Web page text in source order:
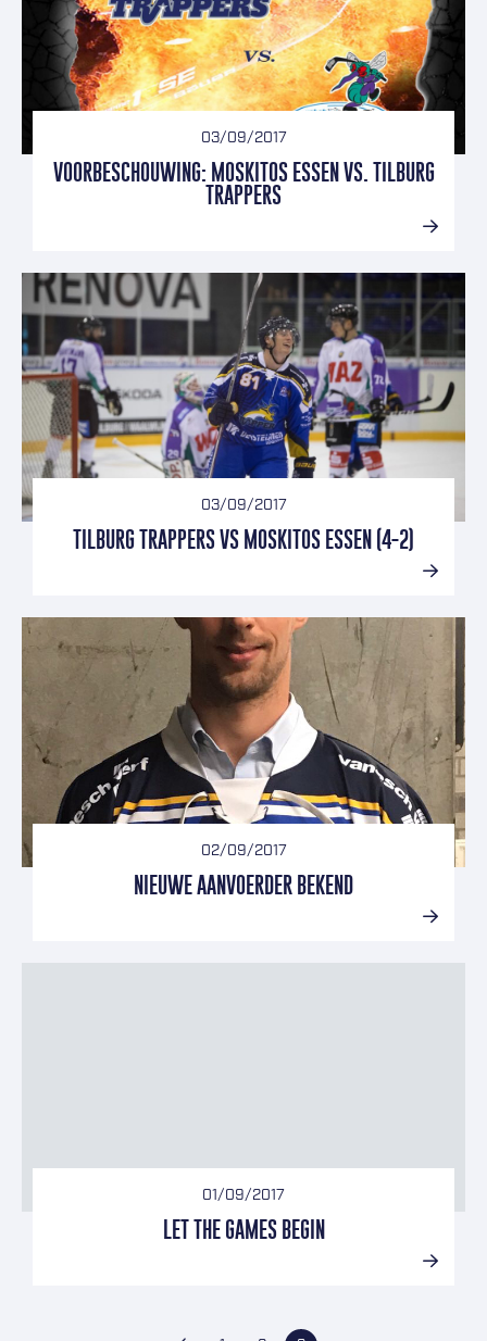
03/09/2017
VOORBESCHOUWING: MOSKITOS ESSEN VS. TILBURG
TRAPPERS
03/09/2017
TILBURG TRAPPERS VS MOSKITOS ESSEN (4-2)
02/09/2017
NIEUWE AANVOERDER BEKEND
01/09/2017
LET THE GAMES BEGIN